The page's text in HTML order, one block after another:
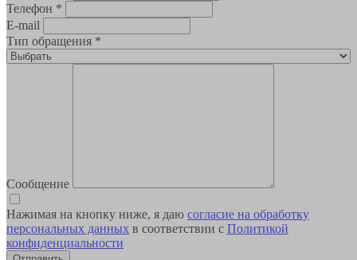
Телефон *
E-mail
Тип обращения *
Сообщение
Нажимая на кнопку ниже, я даю согласие на обработку
персональных данных в соответствии с Политикой
конфиденциальности